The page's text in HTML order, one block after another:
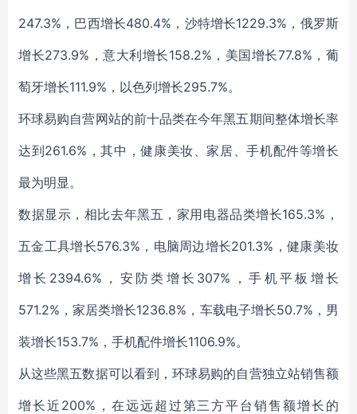
247.3%，巴西增长480.4%，沙特增长1229.3%，俄罗斯
增长273.9%，意大利增长158.2%，美国增长77.8%，葡
萄牙增长111.9%，以色列增长295.7%。
环球易购自营网站的前十品类在今年黑五期间整体增长率
达到261.6%，其中，健康美妆、家居、手机配件等增长
最为明显。
数据显示，相比去年黑五，家用电器品类增长165.3%，
五金工具增长576.3%，电脑周边增长201.3%，健康美妆
增长2394.6%，安防类增长307%，手机平板增长
571.2%，家居类增长1236.8%，车载电子增长50.7%，男
装增长153.7%，手机配件增长1106.9%。
从这些黑五数据可以看到，环球易购的自营独立站销售额
增长近200%，在远远超过第三方平台销售额增长的